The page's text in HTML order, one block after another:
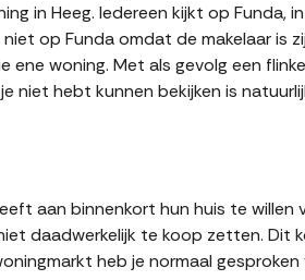
in Heeg. Iedereen kijkt op Funda,
niet op Funda omdat de makelaar
ene woning. Met als gevolg een
niet hebt kunnen bekijken is
aan binnenkort hun huis te willen
daadwerkelijk te koop zetten. Dit
heb je normaal